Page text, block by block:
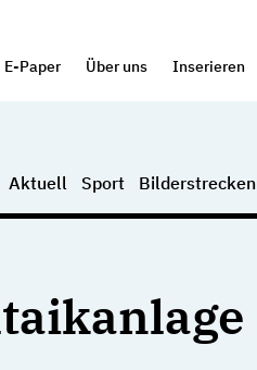
E-Paper Über uns Inserieren
Aktuell Sport Bilderstrecken